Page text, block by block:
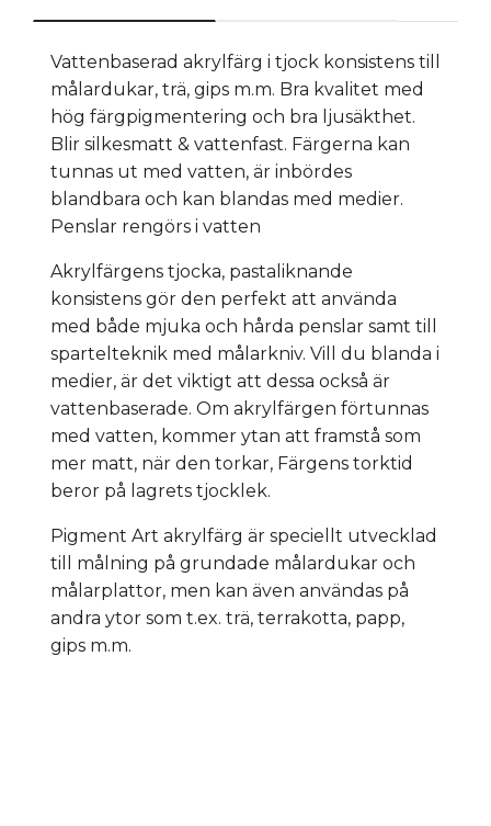
Vattenbaserad akrylfärg i tjock konsistens till
målardukar, trä, gips m.m. Bra kvalitet med
hög färgpigmentering och bra ljusäkthet.
Blir silkesmatt & vattenfast. Färgerna kan
tunnas ut med vatten, är inbördes
blandbara och kan blandas med medier.
Penslar rengörs i vatten
Akrylfärgens tjocka, pastaliknande
konsistens gör den perfekt att använda
med både mjuka och hårda penslar samt till
spartelteknik med målarkniv. Vill du blanda i
medier, är det viktigt att dessa också är
vattenbaserade. Om akrylfärgen förtunnas
med vatten, kommer ytan att framstå som
mer matt, när den torkar, Färgens torktid
beror på lagrets tjocklek.
Pigment Art akrylfärg är speciellt utvecklad
till målning på grundade målardukar och
målarplattor, men kan även användas på
andra ytor som t.ex. trä, terrakotta, papp,
gips m.m.